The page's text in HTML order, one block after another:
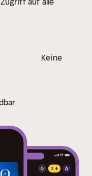
Keine